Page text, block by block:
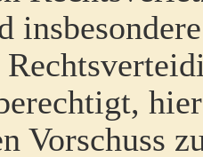
Vorschuss